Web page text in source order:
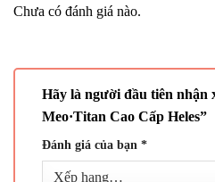
Chưa có đánh giá nào.
Hãy là người đầu tiên nhận
Meo·Titan Cao Cấp Heles”
Đánh giá của bạn *